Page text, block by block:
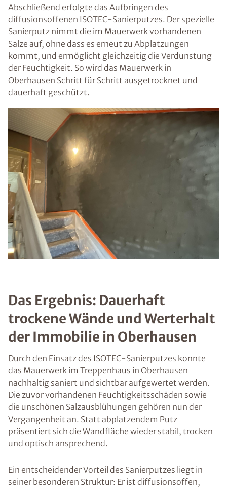
Abschließend erfolgte das Aufbringen des
diffusionsoffenen ISOTEC-Sanierputzes. Der spezielle
Sanierputz nimmt die im Mauerwerk vorhandenen
Salze auf, ohne dass es erneut zu Abplatzungen
kommt, und ermöglicht gleichzeitig die Verdunstung
der Feuchtigkeit. So wird das Mauerwerk in
Oberhausen Schritt für Schritt ausgetrocknet und
dauerhaft geschützt.
Das Ergebnis: Dauerhaft
trockene Wände und Werterhalt
der Immobilie in Oberhausen
Durch den Einsatz des ISOTEC-Sanierputzes konnte
das Mauerwerk im Treppenhaus in Oberhausen
nachhaltig saniert und sichtbar aufgewertet werden.
Die zuvor vorhandenen Feuchtigkeitsschäden sowie
die unschönen Salzausblühungen gehören nun der
Vergangenheit an. Statt abplatzendem Putz
präsentiert sich die Wandfläche wieder stabil, trocken
und optisch ansprechend.
Ein entscheidender Vorteil des Sanierputzes liegt in
seiner besonderen Struktur: Er ist diffusionsoffen,